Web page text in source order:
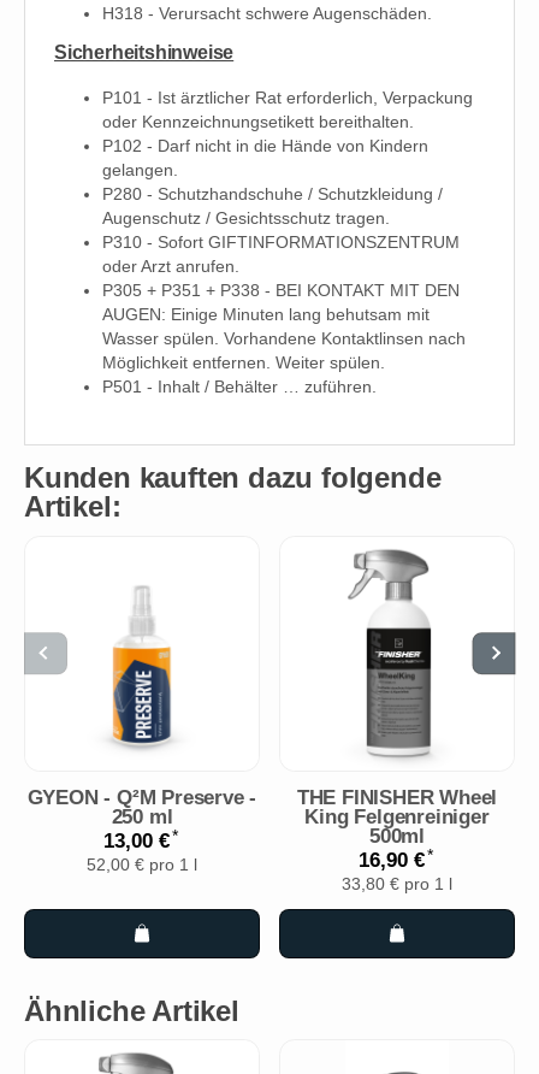
H318 - Verursacht schwere Augenschäden.
Sicherheitshinweise
P101 - Ist ärztlicher Rat erforderlich, Verpackung
oder Kennzeichnungsetikett bereithalten.
P102 - Darf nicht in die Hände von Kindern
gelangen.
P280 - Schutzhandschuhe / Schutzkleidung /
Augenschutz / Gesichtsschutz tragen.
P310 - Sofort GIFTINFORMATIONSZENTRUM
oder Arzt anrufen.
P305 + P351 + P338 - BEI KONTAKT MIT DEN
AUGEN: Einige Minuten lang behutsam mit
Wasser spülen. Vorhandene Kontaktlinsen nach
Möglichkeit entfernen. Weiter spülen.
P501 - Inhalt / Behälter … zuführen.
Kunden kauften dazu folgende
Artikel:
GYEON - Q²M Preserve -
250 ml
13,00 €*
52,00 € pro 1 l
THE FINISHER Wheel
King Felgenreiniger
500ml
16,90 €*
33,80 € pro 1 l
Ähnliche Artikel